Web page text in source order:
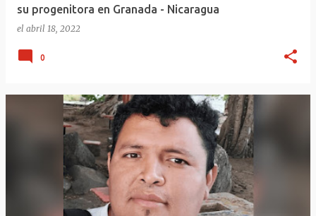
su progenitora en Granada - Nicaragua
el abril 18, 2022
0